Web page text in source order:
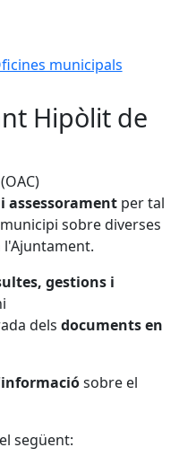
municipals
Hipòlit de
(OAC)
assessorament per tal
sobre diverses
l'Ajuntament.
gestions i
dels documents en
sobre el
següent: